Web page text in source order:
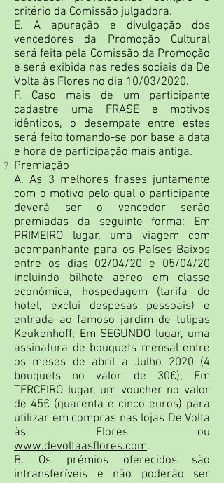
critério da Comissão julgadora.
E. A apuração e divulgação dos
vencedores da Promoção Cultural
será feita pela Comissão da Promoção
e será exibida nas redes sociais da De
Volta às Flores no dia 10/03/2020.
F. Caso mais de um participante
cadastre uma FRASE e motivos
idênticos, o desempate entre estes
será feito tomando-se por base a data
e hora de participação mais antiga.
Premiação
A. As 3 melhores frases juntamente
com o motivo pelo qual o participante
deverá ser o vencedor serão
premiadas da seguinte forma: Em
PRIMEIRO lugar, uma viagem com
acompanhante para os Países Baixos
entre os dias 02/04/20 e 05/04/20
incluindo bilhete aéreo em classe
económica, hospedagem (tarifa do
hotel, exclui despesas pessoais) e
entrada ao famoso jardim de tulipas
Keukenhoff; Em SEGUNDO lugar, uma
assinatura de bouquets mensal entre
os meses de abril a Julho 2020 (4
bouquets no valor de 30€); Em
TERCEIRO lugar, um voucher no valor
de 45€ (quarenta e cinco euros) para
utilizar em compras nas lojas De Volta
às Flores ou
www.devoltaasflores.com.
B. Os prémios oferecidos são
intransferíveis e não poderão ser